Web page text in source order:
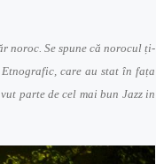
noroc. Se spune că norocul ți-
care au stat în fața
parte de cel mai bun Jazz in